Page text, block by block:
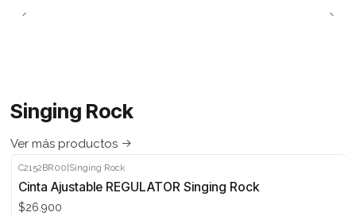
Singing Rock
Ver más productos
C2152BR00 Singing Rock
Cinta Ajustable REGULATOR Singing Rock
$26.900